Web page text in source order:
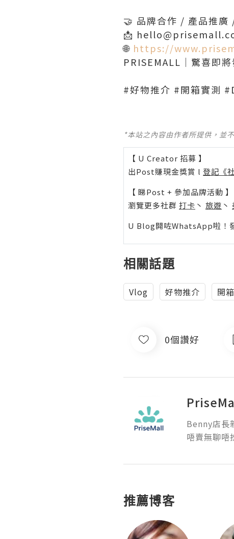
🤝 品牌合作 / 產品推廣
📩
🌐 https://
PRISEMALL｜驚喜即
*本站之內容由作者所提供，並
【 U Creator 招募 】
出Post賺現金獎賞 l 登記《
【 睇Post + 參加品牌活動 】
瀏覽更多社群 打卡 丶 旅遊 丶
U Blog開咗WhatsApp啦！
相關話題
Vlog 好物推介 開
0個讚好
Benny店
唔賣無聊唔
推薦博客